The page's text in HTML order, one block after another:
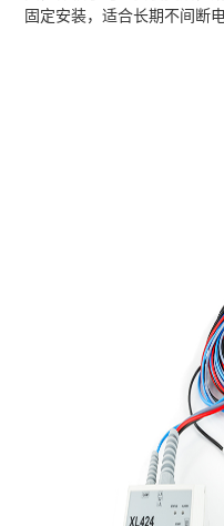
固定安装，适合长期不间断